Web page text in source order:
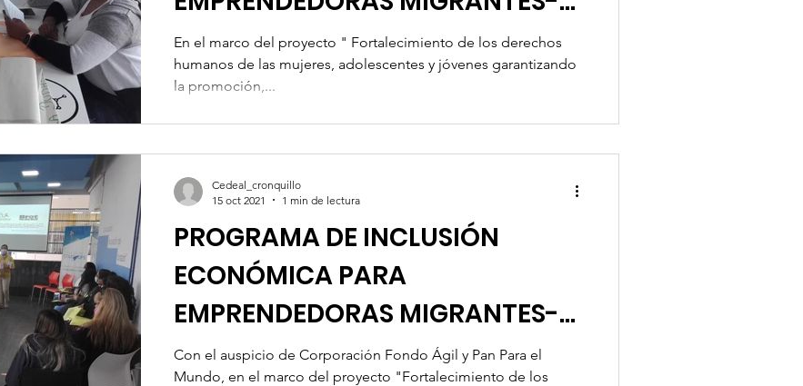
Cedeal-Mujeres Migrando-PPM
En el marco del proyecto " Fortalecimiento de los derechos
humanos de las mujeres, adolescentes y jóvenes garantizando
la promoción,...
PROGRAMA DE INCLUSIÓN
ECONÓMICA PARA
EMPRENDEDORAS MIGRANTES-
Cedeal-Mujeres Migrando-PPM
Con el auspicio de Corporación Fondo Ágil y Pan Para el
Mundo, en el marco del proyecto "Fortalecimiento de los
Cedeal_cronquillo
15 oct 2021
1 min de lectura